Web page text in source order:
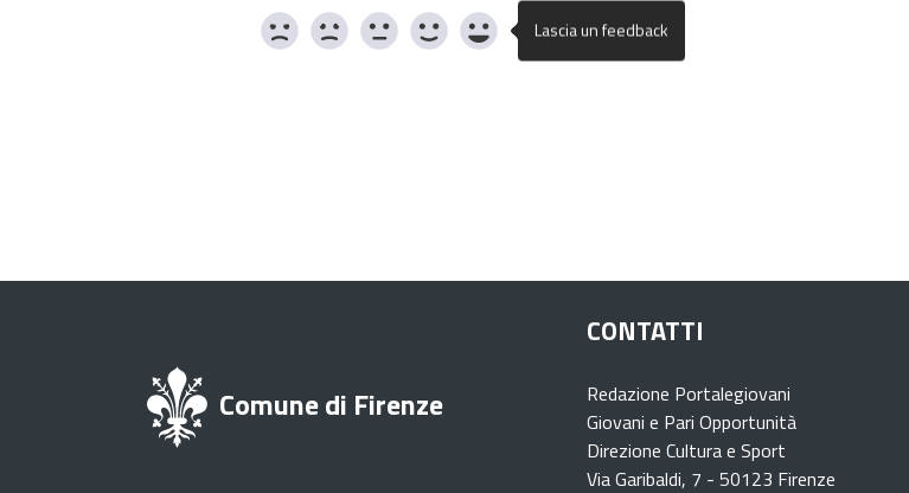
Comune di Firenze
CONTATTI
Redazione Portalegiovani
Giovani e Pari Opportunità
Direzione Cultura e Sport
Via Garibaldi, 7 - 50123 Firenze